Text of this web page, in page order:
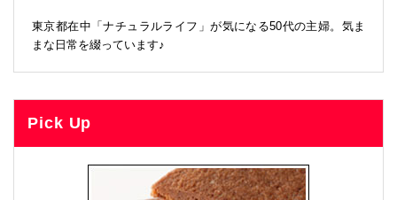
東京都在中「ナチュラルライフ」が気になる50代の主婦。気ま
まな日常を綴っています♪
Pick Up